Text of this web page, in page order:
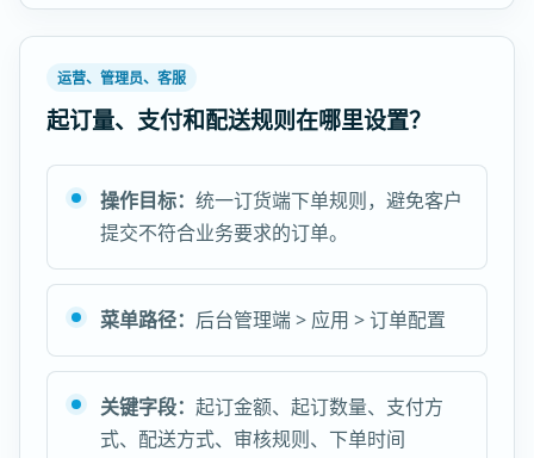
运营、管理员、客服
起订量、支付和配送规则在哪里设置？
操作目标： 统一订货端下单规则，避免客户
提交不符合业务要求的订单。
菜单路径： 后台管理端 > 应用 > 订单配置
关键字段： 起订金额、起订数量、支付方
式、配送方式、审核规则、下单时间